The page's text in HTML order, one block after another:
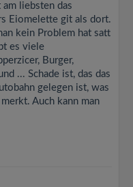
liebsten das
Eiomelette git als dort.
kein Problem hat satt
es viele
Burger,
... Schade ist, das das
gelegen ist, was
Auch kann man